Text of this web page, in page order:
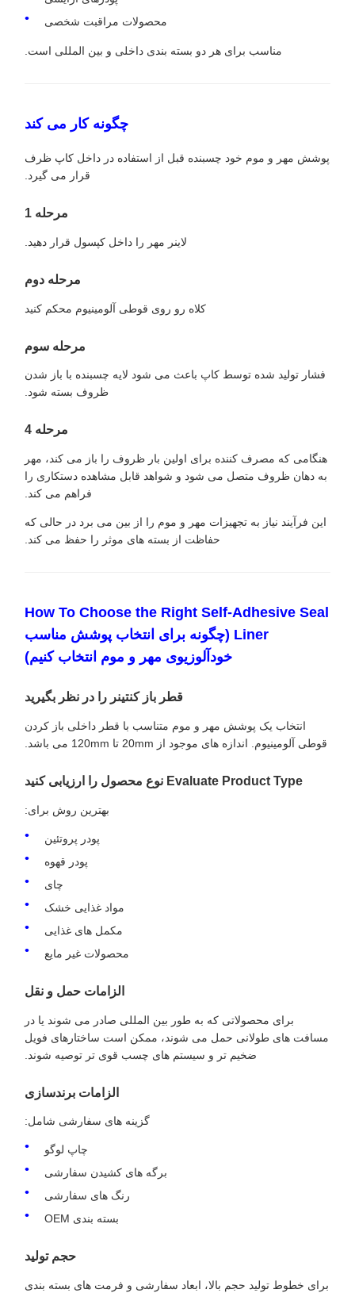
محصولات مراقبت شخصی
مناسب برای هر دو بسته بندی داخلی و بین المللی است.
چگونه کار می کند
پوشش مهر و موم خود چسبنده قبل از استفاده در داخل کاپ ظرف
قرار می گیرد.
مرحله 1
لاینر مهر را داخل کپسول قرار دهید.
مرحله دوم
کلاه رو روی قوطی آلومینیوم محکم کنید
مرحله سوم
فشار تولید شده توسط کاپ باعث می شود لایه چسبنده با باز شدن
ظروف بسته شود.
مرحله 4
هنگامی که مصرف کننده برای اولین بار ظروف را باز می کند، مهر
به دهان ظروف متصل می شود و شواهد قابل مشاهده دستکاری را
فراهم می کند.
این فرآیند نیاز به تجهیزات مهر و موم را از بین می برد در حالی که
حفاظت از بسته های موثر را حفظ می کند.
How To Choose the Right Self-Adhesive Seal
Liner (چگونه برای انتخاب پوشش مناسب
خودآلوزیوی مهر و موم انتخاب کنیم)
قطر باز کنتینر را در نظر بگیرید
انتخاب یک پوشش مهر و موم متناسب با قطر داخلی باز کردن
قوطی آلومینیوم. اندازه های موجود از 20mm تا 120mm می باشد.
Evaluate Product Type نوع محصول را ارزیابی کنید
بهترین روش برای:
پودر پروتئین
پودر قهوه
چای
مواد غذایی خشک
مکمل های غذایی
محصولات غیر مایع
الزامات حمل و نقل
برای محصولاتی که به طور بین المللی صادر می شوند یا در
مسافت های طولانی حمل می شوند، ممکن است ساختارهای فویل
ضخیم تر و سیستم های چسب قوی تر توصیه شوند.
الزامات برندسازی
گزینه های سفارشی شامل:
چاپ لوگو
برگه های کشیدن سفارشی
رنگ های سفارشی
بسته بندی OEM
حجم تولید
برای خطوط تولید حجم بالا، ابعاد سفارشی و فرمت های بسته بندی